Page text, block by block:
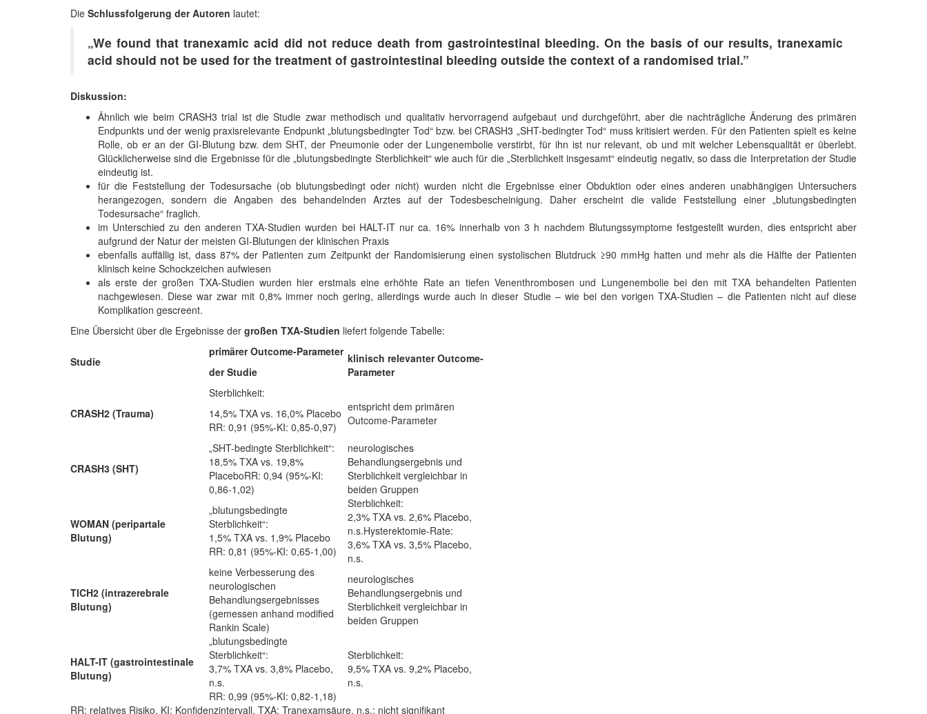
Die Schlussfolgerung der Autoren lautet:
„We found that tranexamic acid did not reduce death from gastrointestinal bleeding. On the basis of our results, tranexamic
acid should not be used for the treatment of gastrointestinal bleeding outside the context of a randomised trial.”
Diskussion:
Ähnlich wie beim CRASH3 trial ist die Studie zwar methodisch und qualitativ hervorragend aufgebaut und durchgeführt, aber die nachträgliche Änderung des primären
Endpunkts und der wenig praxisrelevante Endpunkt „blutungsbedingter Tod“ bzw. bei CRASH3 „SHT-bedingter Tod“ muss kritisiert werden. Für den Patienten spielt es keine
Rolle, ob er an der GI-Blutung bzw. dem SHT, der Pneumonie oder der Lungenembolie verstirbt, für ihn ist nur relevant, ob und mit welcher Lebensqualität er überlebt.
Glücklicherweise sind die Ergebnisse für die „blutungsbedingte Sterblichkeit“ wie auch für die „Sterblichkeit insgesamt“ eindeutig negativ, so dass die Interpretation der Studie
eindeutig ist.
für die Feststellung der Todesursache (ob blutungsbedingt oder nicht) wurden nicht die Ergebnisse einer Obduktion oder eines anderen unabhängigen Untersuchers
herangezogen, sondern die Angaben des behandelnden Arztes auf der Todesbescheinigung. Daher erscheint die valide Feststellung einer „blutungsbedingten
Todesursache“ fraglich.
im Unterschied zu den anderen TXA-Studien wurden bei HALT-IT nur ca. 16% innerhalb von 3 h nachdem Blutungssymptome festgestellt wurden, dies entspricht aber
aufgrund der Natur der meisten GI-Blutungen der klinischen Praxis
ebenfalls auffällig ist, dass 87% der Patienten zum Zeitpunkt der Randomisierung einen systolischen Blutdruck ≥90 mmHg hatten und mehr als die Hälfte der Patienten
klinisch keine Schockzeichen aufwiesen
als erste der großen TXA-Studien wurden hier erstmals eine erhöhte Rate an tiefen Venenthrombosen und Lungenembolie bei den mit TXA behandelten Patienten
nachgewiesen. Diese war zwar mit 0,8% immer noch gering, allerdings wurde auch in dieser Studie – wie bei den vorigen TXA-Studien – die Patienten nicht auf diese
Komplikation gescreent.
Eine Übersicht über die Ergebnisse der großen TXA-Studien liefert folgende Tabelle:
Studie
primärer Outcome-Parameter
der Studie
klinisch relevanter Outcome-
Parameter
CRASH2 (Trauma)
Sterblichkeit:
14,5% TXA vs. 16,0% Placebo
RR: 0,91 (95%-KI: 0,85-0,97)
entspricht dem primären
Outcome-Parameter
CRASH3 (SHT)
„SHT-bedingte Sterblichkeit“:
18,5% TXA vs. 19,8%
PlaceboRR: 0,94 (95%-KI:
0,86-1,02)
neurologisches
Behandlungsergebnis und
Sterblichkeit vergleichbar in
beiden Gruppen
WOMAN (peripartale
Blutung)
„blutungsbedingte
Sterblichkeit“:
1,5% TXA vs. 1,9% Placebo
RR: 0,81 (95%-KI: 0,65-1,00)
Sterblichkeit:
2,3% TXA vs. 2,6% Placebo,
n.s.Hysterektomie-Rate:
3,6% TXA vs. 3,5% Placebo,
n.s.
TICH2 (intrazerebrale
Blutung)
keine Verbesserung des
neurologischen
Behandlungsergebnisses
(gemessen anhand modified
Rankin Scale)
neurologisches
Behandlungsergebnis und
Sterblichkeit vergleichbar in
beiden Gruppen
HALT-IT (gastrointestinale
Blutung)
„blutungsbedingte
Sterblichkeit“:
3,7% TXA vs. 3,8% Placebo,
n.s.
RR: 0,99 (95%-KI: 0,82-1,18)
Sterblichkeit:
9,5% TXA vs. 9,2% Placebo,
n.s.
RR: relatives Risiko, KI: Konfidenzintervall, TXA: Tranexamsäure, n.s.: nicht signifikant